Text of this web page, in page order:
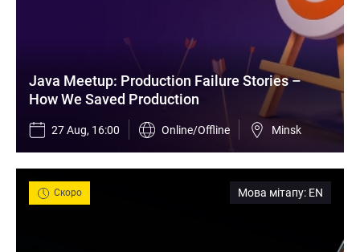
Java Meetup: Production Failure Stories –
How We Saved Production
27 Aug, 16:00 Online/Offline Minsk
Скоро Мова мітапу: EN